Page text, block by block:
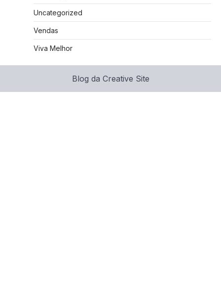
Uncategorized
Vendas
Viva Melhor
Blog da Creative Site